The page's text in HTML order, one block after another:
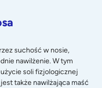
suchość w nosie,
nawilżenie. W tym
soli fizjologicznej
także nawilżająca maść